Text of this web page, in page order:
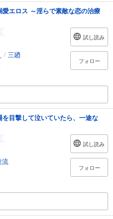
エロス ～淫らで素敵な恋の治療
/ 三廼
試し読み
フォロー
を目撃して泣いていたら、一途な
流
試し読み
フォロー